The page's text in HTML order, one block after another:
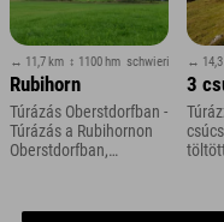
↔ 11,7 km ↕ 1100 hm schwierig
Rubihorn
Túrázás Oberstdorfban -
Túrázás a Rubihornon
Oberstdorfban,
↔
3